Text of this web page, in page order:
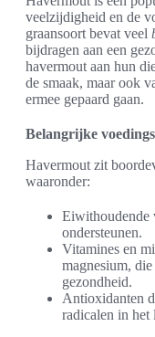
veelzijdigheid en de
graansoort bevat veel
bijdragen aan een
havermout aan hun
de smaak, maar ook
ermee gepaard gaan.
Belangrijke
Havermout zit
waaronder:
Eiwithoudende
ondersteunen.
Vitamines en
magnesium,
gezondheid.
Antioxidanten
radicalen in het